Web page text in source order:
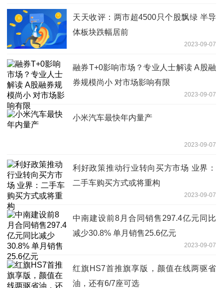
天天收评：两市超4500只个股飘绿 半导
体板块跌幅居前
2023-09-07
融券T+0影响市场？专业人士解读 A股融
券规模尚小 对市场影响有限
2023-09-07
小米汽车最快年内量产
2023-09-07
利好政策推动行业转向买方市场 业界：
二手车购买方式或将重构
2023-09-07
中南建设前8月合同销售297.4亿元同比
减少30.8% 单月销售25.6亿元
2023-09-07
红旗HS7首推旗享版，颜值在线两驱省
油，还有6/7座可选